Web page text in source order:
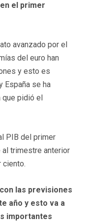
el primer
avanzado por el
del euro han
y esto es
España se ha
que pidió el
PIB del primer
trimestre anterior
ciento.
las previsiones
año y esto va a
importantes